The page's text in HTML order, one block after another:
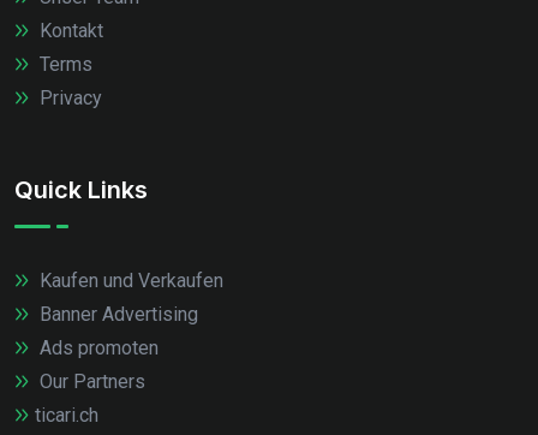
Kontakt
Terms
Privacy
Quick Links
Kaufen und Verkaufen
Banner Advertising
Ads promoten
Our Partners
ticari.ch